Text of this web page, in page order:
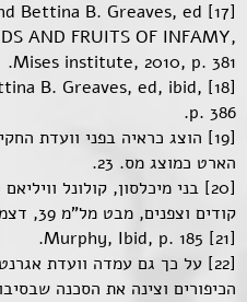
Bettina B. Greaves, ed
AND FRUITS OF INFAMY,
Mises institute, 2010, p. 381.
B. Greaves, ed, ibid,
p. 386.
[19] הוצג כראיה בפני וועדת
הארט כמוצג מס. 23.
[20] בני מיכלסון, קולונל
קודים וצפנים, מבט מל"מ 39, דצמבר 2004.
[21] Murphy, Ibid, p. 185.
[22] על כך גם עמדה וועדת
הכיפורים וצינה את הסכנה